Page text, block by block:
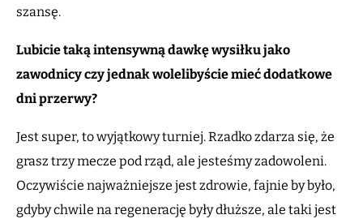
szansę.
Lubicie taką intensywną dawkę wysiłku jako
zawodnicy czy jednak wolelibyście mieć dodatkowe
dni przerwy?
Jest super, to wyjątkowy turniej. Rzadko zdarza się, że
grasz trzy mecze pod rząd, ale jesteśmy zadowoleni.
Oczywiście najważniejsze jest zdrowie, fajnie by było,
gdyby chwile na regenerację były dłuższe, ale taki jest